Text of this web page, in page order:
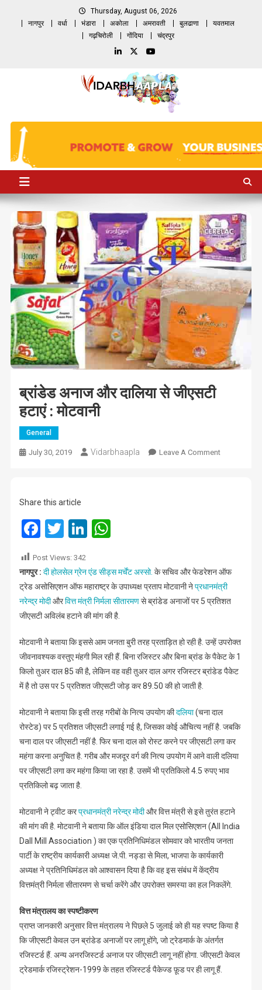
Thursday, August 06, 2026
नागपुर
वर्धा भंडारा अकोला अमरावती बुलढाणा
यवतमाल
गढ़चिरोली
गोंदिया चंद्रपुर
ब्रांडेड अनाज और दालिया से जीएसटी
हटाएं : मोटवानी
General
July 30, 2019 Vidarbhaapla Leave A CommentOn
मोटवानी
Share this article
Facebook
TwitterLinkedIn
WhatsApp
Post Views: 342
नागपुर : दी होलसेल ग्रेन एंड सीड्स मर्चेंट अस्सो. के सचिव और फेडरेशन ऑफ
ट्रेड असोसिएशन ऑफ महाराष्ट्र के उपाध्यक्ष प्रताप मोटवानी नेप्रधानमंत्री
नरेन्द्र मोदीऔरवित्त मंत्री निर्मला सीतारमणसे ब्रांडेड अनाजों पर 5 प्रतिशत
जीएसटी अविलंब हटाने की मांग की है.
मोटवानी ने बताया कि इससे आम जनता बुरी तरह प्रताड़ित हो रही है. उन्हें उपरोक्त
जीवनावश्यक वस्तुए मंहगी मिल रही हैं. बिना रजिस्टर और बिना ब्रांड के पैकेट के 1
किलो तुअर दाल 85 की है, लेकिन वह वही तुअर दाल अगर रजिस्टर ब्रांडेड पैकेट
में है तो उस पर 5 प्रतिशत जीएसटी जोड़ कर 89.50 की हो जाती है.
मोटवानी ने बताया कि इसी तरह गरीबों के नित्य उपयोग कीदलिया(चना दाल
रोस्टेड) पर 5 प्रतिशत जीएसटी लगाई गई है, जिसका कोई औचित्य नहीं है. जबकि
चना दाल पर जीएसटी नहीं है. फिर चना दाल को रोस्ट करने पर जीएसटी लगा कर
महंगा करना अनुचित है. गरीब और मजदूर वर्ग की नित्य उपयोग में आने वाली दलिया
पर जीएसटी लगा कर महंगा किया जा रहा है. उसमें भी प्रतिकिलो 4.5 रुपए भाव
प्रतिकिलो बढ़ जाता है.
मोटवानी ने ट्वीट करप्रधानमंत्री नरेन्द्र मोदीऔर वित्त मंत्री से इसे तुरंत हटाने
की मांग की है. मोटवानी ने बताया कि ऑल इंडिया दाल मिल एसोसिएशन (All India
Dall Mill Association ) का एक प्रतिनिधिमंडल सोमवार को भारतीय जनता
पार्टी के राष्ट्रीय कार्यकारी अध्यक्ष जे.पी. नड्डा से मिला, भाजपा के कार्यकारी
अध्यक्ष ने प्रतिनिधिमंडल को आश्वासन दिया है कि वह इस संबंध में केंद्रीय
वित्तमंत्री निर्मला सीतारमण से चर्चा करेंगे और उपरोक्त समस्या का हल निकलेंगे.
वित्त मंत्रालय का स्पष्टीकरण
प्राप्त जानकारी अनुसार वित्त मंत्रालय ने पिछले 5 जुलाई को ही यह स्पष्ट किया है
कि जीएसटी केवल उन ब्रांडेड अनाजों पर लागू होंगे, जो ट्रेडमार्क के अंतर्गत
रजिस्टर्ड हैं. अन्य अनरजिस्टर्ड अनाज पर जीएसटी लागू नहीं होगा. जीएसटी केवल
ट्रेडमार्क रजिस्ट्रेशन-1999 के तहत रजिस्टर्ड पैकेज्ड फ़ूड पर ही लागू हैं.